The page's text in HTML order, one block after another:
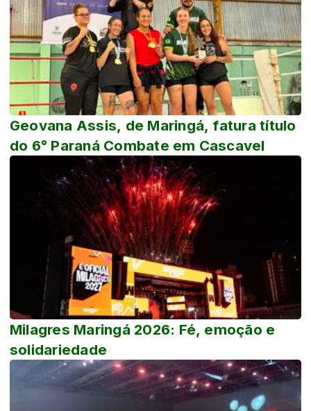
Geovana Assis, de Maringá, fatura título
do 6° Paraná Combate em Cascavel
Milagres Maringá 2026: Fé, emoção e
solidariedade